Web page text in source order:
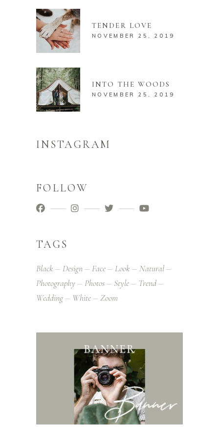
TENDER LOVE
NOVEMBER 25, 2019
INTO THE WOODS
NOVEMBER 25, 2019
INSTAGRAM
FOLLOW
TAGS
Black Design Face Look
Natural
Photography
Photos Style
Trend
Wedding
White Zoom